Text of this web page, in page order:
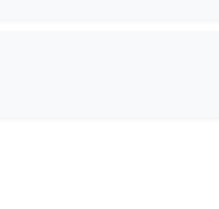
i materiali migliori in